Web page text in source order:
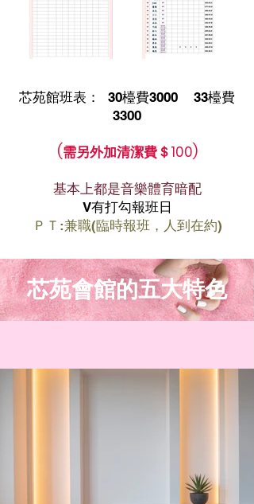
芯苑館班表： 30檯費3000 33檯費
3300
(需另外加清潔費＄100)
基本上都是音樂體育暗配​
V有打勾報班日
ＰＴ:兼職(臨時報班，人到在約)
芯苑會館的五大特色